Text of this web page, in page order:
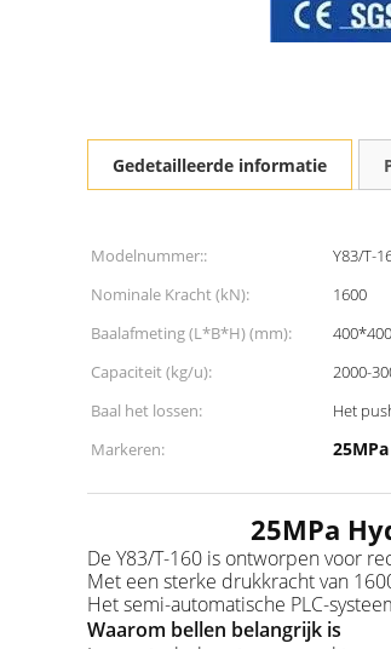
Gedetailleerde informatie
Modelnummer:: Y83/T-
Nominale Kracht (kN):
1600
Baalafmeting (L*B*H) (mm):
400*400
Capaciteit (kg/u):
2000-
Baal het lossen:
Het
Markeren:
25MPa
De Y83/T-160 is ontworpen voor
Met een sterke drukkracht van
Het semi-automatische PLC-
Waarom bellen belangrijk is